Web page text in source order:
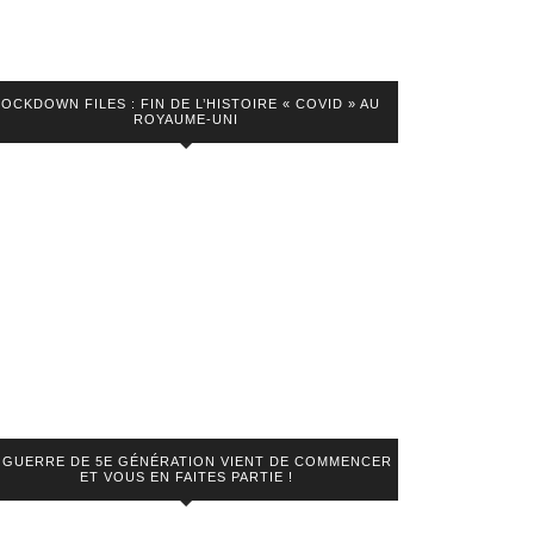
FILES : FIN DE L’HISTOIRE « COVID » AU
ROYAUME-UNI
GUERRE DE 5E GÉNÉRATION VIENT DE COMMENCER
ET VOUS EN FAITES PARTIE !